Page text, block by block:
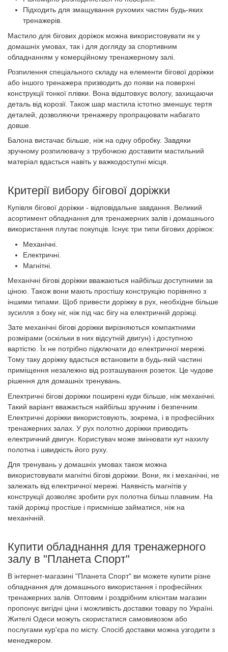
Підходить для змащування рухомих частин будь-яких
тренажерів.
Мастило для бігових доріжок можна використовувати як у
домашніх умовах, так і для догляду за спортивним
обладнанням у комерційному тренажерному залі.
Розпилення спеціального складу на елементи бігової доріжки
або іншого тренажера призводить до появи на поверхні
конструкції тонкої плівки. Вона відштовхує вологу, захищаючи
деталь від корозії. Також шар мастила істотно зменшує тертя
деталей, дозволяючи тренажеру пропрацювати набагато
довше.
Балона вистачає більше, ніж на одну обробку. Завдяки
зручному розпилювачу з трубочкою доставити мастильний
матеріал вдасться навіть у важкодоступні місця.
Критерії вибору бігової доріжки
Купівля бігової доріжки - відповідальне завдання. Великий
асортимент обладнання для тренажерних залів і домашнього
використання плутає покупців. Існує три типи бігових доріжок:
Механічні.
Електричні.
Магнітні.
Механічні бігові доріжки вважаються найбільш доступними за
ціною. Також вони мають простішу конструкцію порівняно з
іншими типами. Щоб привести доріжку в рух, необхідне більше
зусилля з боку ніг, ніж під час бігу на електричній доріжці.
Зате механічні бігові доріжки вирізняються компактними
розмірами (оскільки в них відсутній двигун) і доступною
вартістю. Їх не потрібно підключати до електричної мережі.
Тому таку доріжку вдасться встановити в будь-якій частині
приміщення незалежно від розташування розеток. Це чудове
рішення для домашніх тренувань.
Електричні бігові доріжки поширені куди більше, ніж механічні.
Такий варіант вважається найбільш зручним і безпечним.
Електричні доріжки використовують, зокрема, і в професійних
тренажерних залах. У рух полотно доріжки приводить
електричний двигун. Користувач може змінювати кут нахилу
полотна і швидкість його руху.
Для тренувань у домашніх умовах також можна
використовувати магнітні бігові доріжки. Вони, як і механічні, не
залежать від електричної мережі. Наявність магнітів у
конструкції дозволяє зробити рух полотна більш плавним. На
такій доріжці простіше і приємніше займатися, ніж на
механічній.
Купити обладнання для тренажерного
залу в "Планета Спорт"
В інтернет-магазині "Планета Спорт" ви можете купити різне
обладнання для домашнього використання і професійних
тренажерних залів. Оптовим і роздрібним клієнтам магазин
пропонує вигідні ціни і можливість доставки товару по Україні.
Жителі Одеси можуть скористатися самовивозом або
послугами кур'єра по місту. Спосіб доставки можна узгодити з
менеджером.